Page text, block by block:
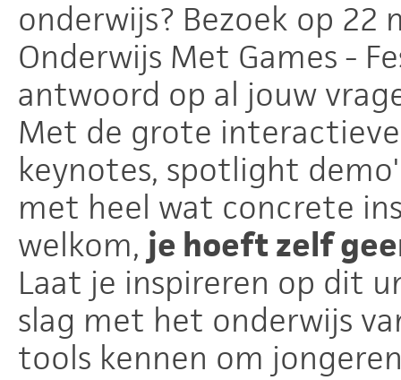
onderwijs? Bezoek op 22
Onderwijs Met Games -
antwoord op al jouw
Met de grote
keynotes, spotlight
met heel wat concrete
welkom, je hoeft zelf
Laat je inspireren op dit
slag met het onderwijs
tools kennen om